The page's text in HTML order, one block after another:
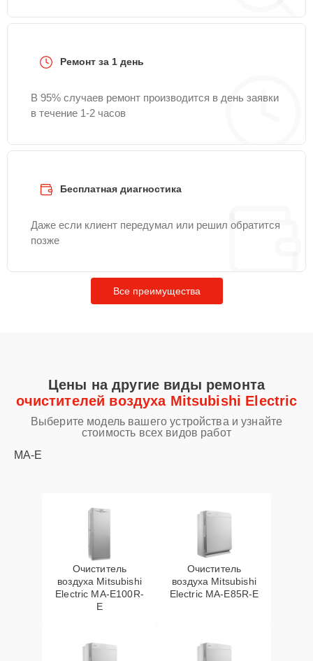
Ремонт за 1 день
В 95% случаев ремонт производится в день заявки
в течение 1-2 часов
Бесплатная диагностика
Даже если клиент передумал или решил обратится
позже
Все преимущества
Цены на другие виды ремонта
очистителей воздуха Mitsubishi Electric
Выберите модель вашего устройства и узнайте
стоимость всех видов работ
MA-E
Очиститель
воздуха Mitsubishi
Electric MA-E100R-
E
Очиститель
воздуха Mitsubishi
Electric MA-E85R-E